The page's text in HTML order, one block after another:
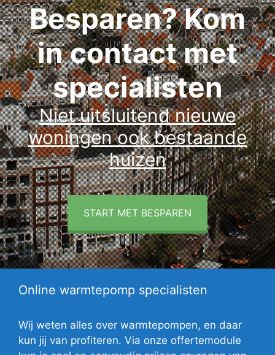
Besparen? Kom
in contact met
specialisten
Niet uitsluitend nieuwe
woningen ook bestaande
huizen
START MET BESPAREN
Online warmtepomp specialisten
Wij weten alles over warmtepompen, en daar
kun jij van profiteren. Via onze offertemodule